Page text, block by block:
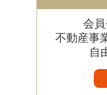
会
不動産事
自